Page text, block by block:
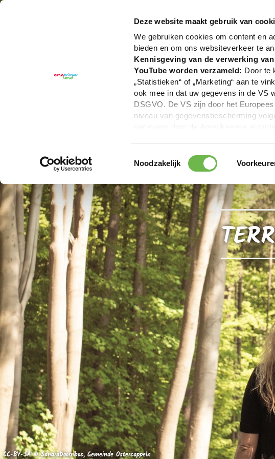
Deze website maakt gebruik van
We gebruiken cookies om content en
bieden en om ons websiteverkeer te
Kennisgeving van de verwerking
YouTube worden verzameld: Door te
„Statistieken“ of „Marketing“ aan te
ook mee in dat uw gegevens in de VS
DSGVO. De VS zijn door het
niveau van gegevensbescherming
overdracht niet plaatsvinden. Voor
We geven u hier graag meer
Toestemmingsselectie
Noodzakelijk
CC-BY-SA © SandraDoornbos, Gemeinde Ostercappeln